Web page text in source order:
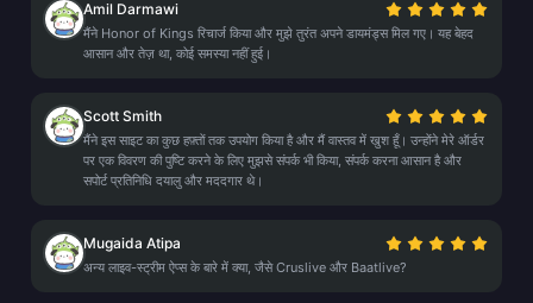
Amil Darmawi
मैंने Honor of Kings रिचार्ज किया और मुझे तुरंत अपने डायमंड्स मिल गए। यह बेहद
आसान और तेज़ था, कोई समस्या नहीं हुई।
Scott Smith
मैंने इस साइट का कुछ हफ़्तों तक उपयोग किया है और मैं वास्तव में खुश हूँ। उन्होंने मेरे ऑर्डर
पर एक विवरण की पुष्टि करने के लिए मुझसे संपर्क भी किया, संपर्क करना आसान है और
सपोर्ट प्रतिनिधि दयालु और मददगार थे।
Mugaida Atipa
अन्य लाइव-स्ट्रीम ऐप्स के बारे में क्या, जैसे Cruslive और Baatlive?